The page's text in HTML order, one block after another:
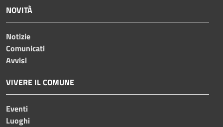
NOVITÀ
Notizie
Comunicati
Avvisi
VIVERE IL COMUNE
Eventi
Luoghi